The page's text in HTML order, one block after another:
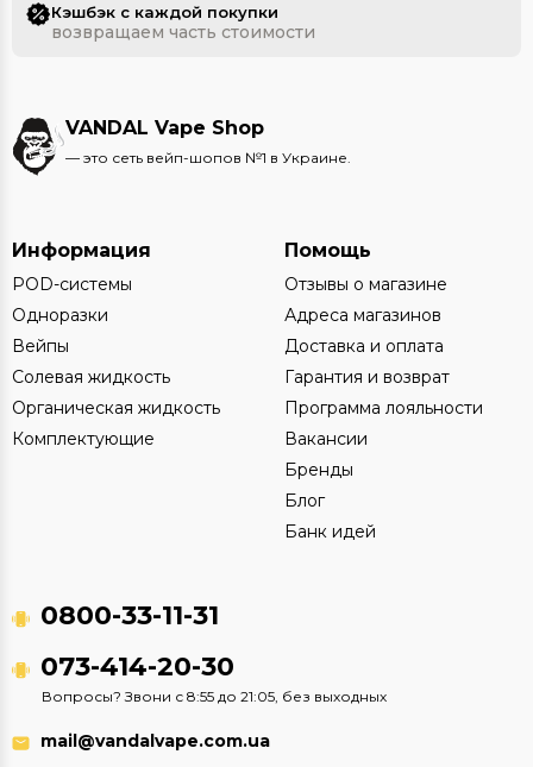
Кэшбэк с каждой покупки
возвращаем часть стоимости
VANDAL Vape Shop
— это сеть вейп-шопов №1 в Украине.
Информация
POD-системы
Одноразки
Вейпы
Солевая жидкость
Органическая жидкость
Комплектующие
Помощь
Отзывы о магазине
Адреса магазинов
Доставка и оплата
Гарантия и возврат
Программа лояльности
Вакансии
Бренды
Блог
Банк идей
0800-33-11-31
073-414-20-30
Вопросы? Звони с 8:55 до 21:05, без выходных
mail@vandalvape.com.ua